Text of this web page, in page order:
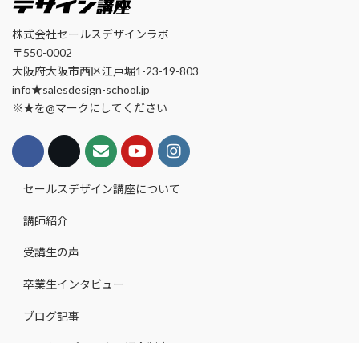
株式会社セールスデザインラボ
〒550-0002
大阪府大阪市西区江戸堀1-23-19-803
info★salesdesign-school.jp
※★を@マークにしてください
セールスデザイン講座について
講師紹介
受講生の声
卒業生インタビュー
ブログ記事